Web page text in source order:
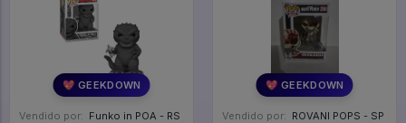
💖 GEEKDOWN
Vendido por: Funko in POA - RS
💖 GEEKDOWN
Vendido por: ROVANI POPS - SP